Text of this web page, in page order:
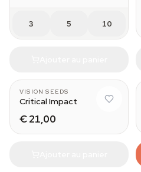
3 5 10
VISION SEEDS
Critical Impact
€ 21,00